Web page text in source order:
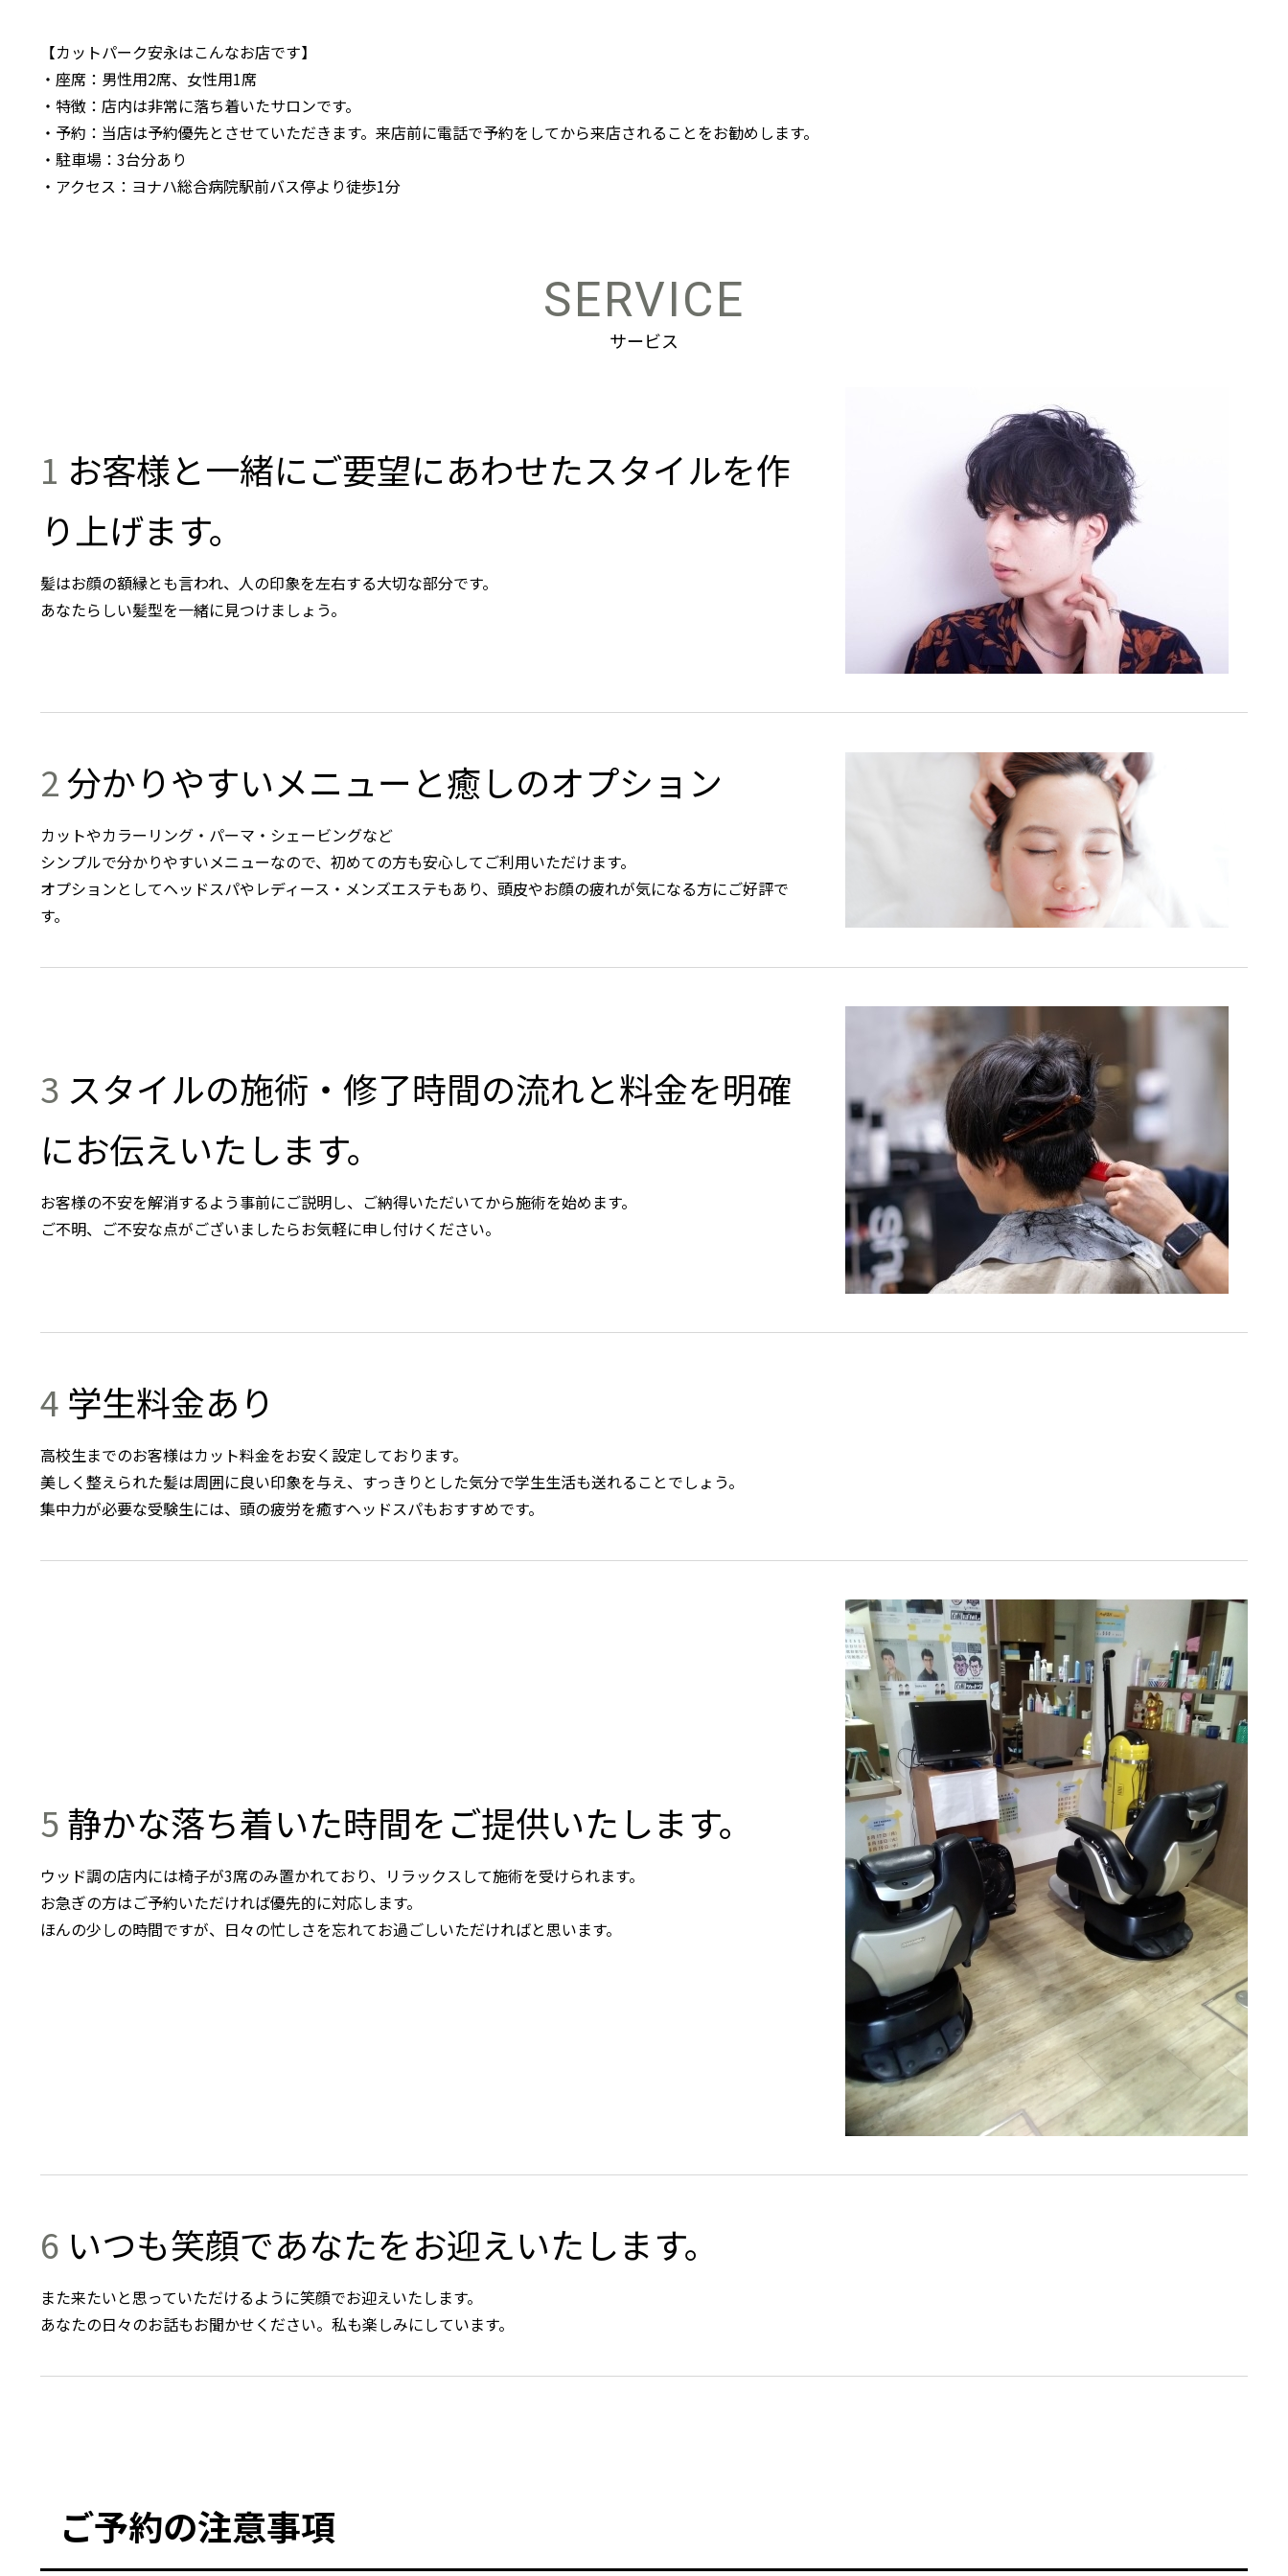
【カットパーク安永はこんなお店です】
・座席：男性用2席、女性用1席
・特徴：店内は非常に落ち着いたサロンです。
・予約：当店は予約優先とさせていただきます。来店前に電話で予約をしてから来店されることをお勧めします。
・駐車場：3台分あり
・アクセス：ヨナハ総合病院駅前バス停より徒歩1分
SERVICE
サービス
1 お客様と一緒にご要望にあわせたスタイルを作
り上げます。
髪はお顔の額縁とも言われ、人の印象を左右する大切な部分です。
あなたらしい髪型を一緒に見つけましょう。
2分かりやすいメニューと癒しのオプション
カットやカラーリング・パーマ・シェービングなど
シンプルで分かりやすいメニューなので、初めての方も安心してご利用いただけます。
オプションとしてヘッドスパやレディース・メンズエステもあり、頭皮やお顔の疲れが気になる方にご好評で
す。
3 スタイルの施術・修了時間の流れと料金を明確
にお伝えいたします。
お客様の不安を解消するよう事前にご説明し、ご納得いただいてから施術を始めます。
ご不明、ご不安な点がございましたらお気軽に申し付けください。
4 学生料金あり
高校生までのお客様はカット料金をお安く設定しております。
美しく整えられた髪は周囲に良い印象を与え、すっきりとした気分で学生生活も送れることでしょう。
集中力が必要な受験生には、頭の疲労を癒すヘッドスパもおすすめです。
5静かな落ち着いた時間をご提供いたします。
ウッド調の店内には椅子が3席のみ置かれており、リラックスして施術を受けられます。
お急ぎの方はご予約いただければ優先的に対応します。
ほんの少しの時間ですが、日々の忙しさを忘れてお過ごしいただければと思います。
6 いつも笑顔であなたをお迎えいたします。
また来たいと思っていただけるように笑顔でお迎えいたします。
あなたの日々のお話もお聞かせください。私も楽しみにしています。
ご予約の注意事項